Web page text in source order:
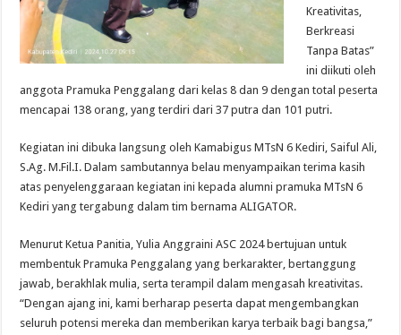
Kreativitas,
Berkreasi
Tanpa Batas”
ini diikuti oleh
anggota Pramuka Penggalang dari kelas 8 dan 9 dengan total peserta
mencapai 138 orang, yang terdiri dari 37 putra dan 101 putri.
Kegiatan ini dibuka langsung oleh Kamabigus MTsN 6 Kediri, Saiful Ali,
S.Ag. M.Fil.I. Dalam sambutannya belau menyampaikan terima kasih
atas penyelenggaraan kegiatan ini kepada alumni pramuka MTsN 6
Kediri yang tergabung dalam tim bernama ALIGATOR.
Menurut Ketua Panitia, Yulia Anggraini ASC 2024 bertujuan untuk
membentuk Pramuka Penggalang yang berkarakter, bertanggung
jawab, berakhlak mulia, serta terampil dalam mengasah kreativitas.
“Dengan ajang ini, kami berharap peserta dapat mengembangkan
seluruh potensi mereka dan memberikan karya terbaik bagi bangsa,”